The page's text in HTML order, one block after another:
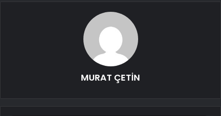
MURAT ÇETİN